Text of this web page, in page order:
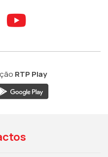
ao ao
Aceder
RTP Play